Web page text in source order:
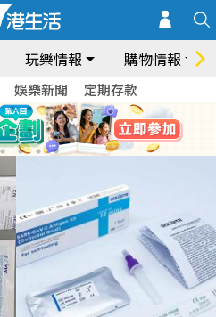
玩樂情報 購物情報
娛樂新聞 定期存款